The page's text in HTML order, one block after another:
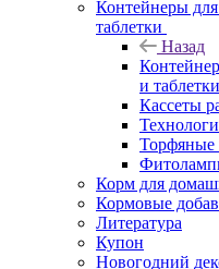
Контейнеры
таблетки
Назад
и таблетки
Кассеты
Торфяные
Корм для
Кормовые
Литература
Купон
Новогодний